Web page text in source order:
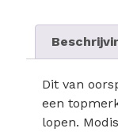
Dit van
een
lopen.